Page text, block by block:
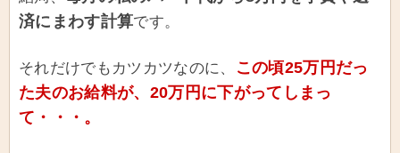
済にまわす計算です。
それだけでもカツカツなのに、
この頃25万円だっ
た夫のお給料が、20万円に下がってしまっ
て・・・。